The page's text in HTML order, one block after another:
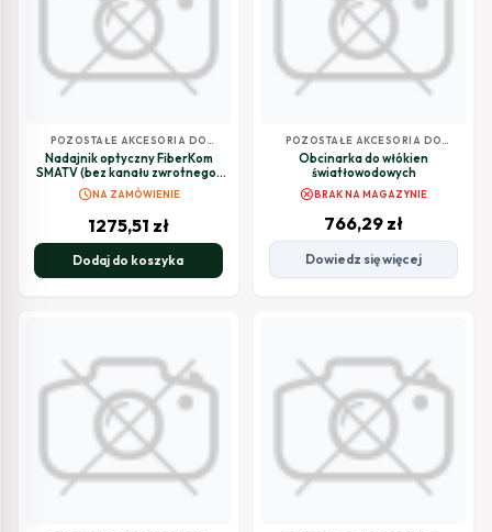
POZOSTAŁE AKCESORIA DO
TELEWIZJI SATELITARNEJ
Nadajnik optyczny FiberKom
SMATV (bez kanału zwrotnego)
1310nm, Po 3dBm
scheduleNA ZAMÓWIENIE
1275,51 zł
Dodaj do koszyka
POZOSTAŁE AKCESORIA DO
TELEWIZJI SATELITARNEJ
Obcinarka do włókien
światłowodowych
cancelBRAK NA MAGAZYNIE
766,29 zł
Dowiedz się więcej